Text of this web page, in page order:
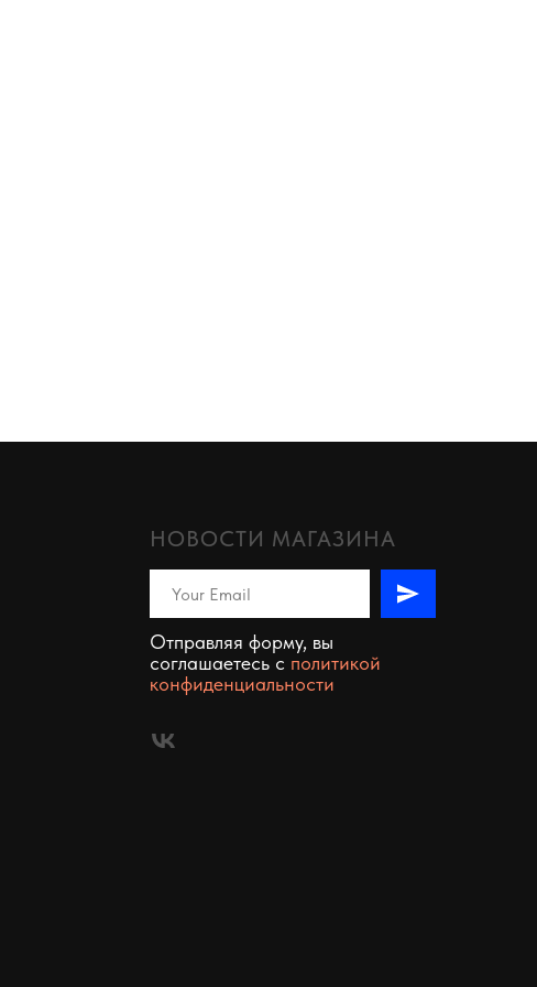
НОВОСТИ МАГАЗИНА
Отправляя форму, вы
соглашаетесь c политикой
конфиденциальности